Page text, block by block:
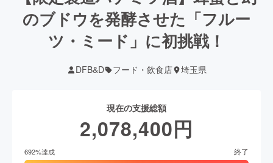
のブドウを発酵させた「フルー
ツ・ミード」に初挑戦！
DFB&D フード・飲食店 埼玉県
現在の支援総額
2,078,400円
692%達成 終了